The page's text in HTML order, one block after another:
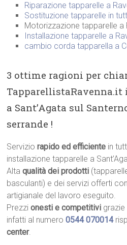
Riparazione tapparelle a
Sostituzione tapparelle in
Motorizzazione tapparelle a
Installazione tapparelle a
cambio corda tapparella a
3 ottime ragioni per
a Sant’Agata sul
serrande !
Serviziorapido ed efficiente in
installazione tapparelle a
Altaqualità dei prodotti
basculanti) e dei servizi offerti
artigianale del lavoro eseguito.
Prezzionesti e competitivi grazie
infatti al numero0544 070014
center.